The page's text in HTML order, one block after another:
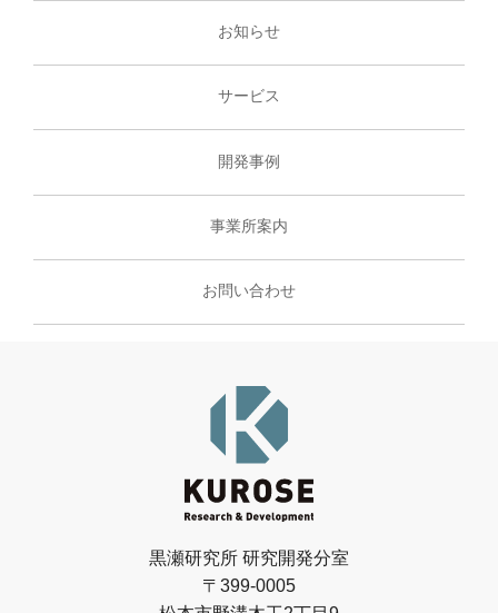
お知らせ
サービス
開発事例
事業所案内
お問い合わせ
黒瀬研究所 研究開発分室
〒399-0005